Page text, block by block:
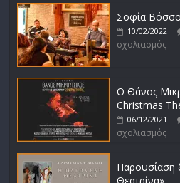
Σοφία
10/02/2022
σχολιασμός
Ο Θάνος
Christmas
06/12/2021
σχολιασμός
Παρουσίαση